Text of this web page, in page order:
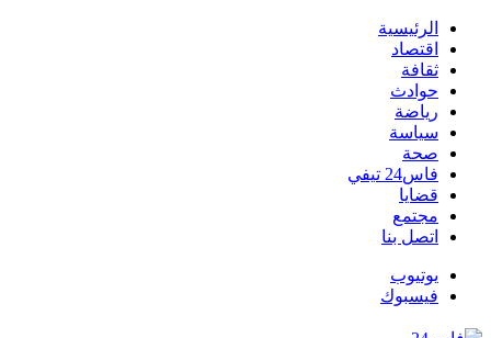
الرئيسية
اقتصاد
ثقافة
حوادث
رياضة
سياسة
صحة
فاس24 تيفي
قضايا
مجتمع
اتصل بنا
يوتيوب
فيسبوك